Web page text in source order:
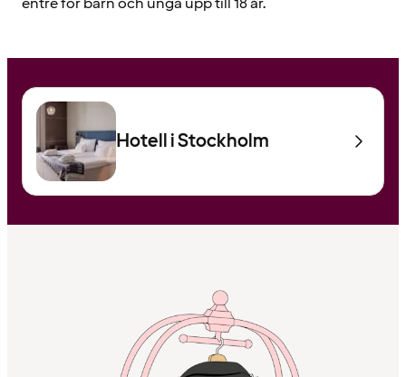
Hotell i Stockholm